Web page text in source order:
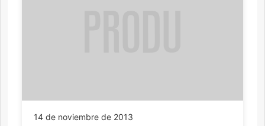
14 de noviembre de 2013